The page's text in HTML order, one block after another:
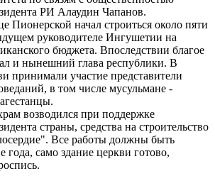
РИ Алаудин Чапанов.
Пионерской начал строиться около пяти
руководителе Ингушетии на
бюджета. Впоследствии благое
и нынешний глава республики. В
принимали участие представители
в том числе мусульмане -
возводился при поддержке
страны, средства на строительство
Все работы должны быть
года, само здание церкви готово,